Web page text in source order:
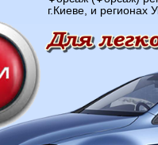
г.Киеве, и регионах